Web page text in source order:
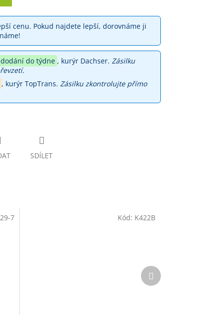
cenu. Pokud najdete lepší, dorovnáme ji
dodání do týdne , kurýr Dachser.Zásilku
, kurýr TopTrans.Zásilku zkontrolujte přímo
SDÍLET
7 Kód: K422B
Další
produkt